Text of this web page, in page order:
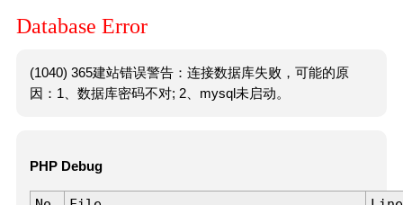
Database Error
(1040) 365建站错误警告：连接数据库失败，可能的原
因：1、数据库密码不对; 2、mysql未启动。
PHP Debug